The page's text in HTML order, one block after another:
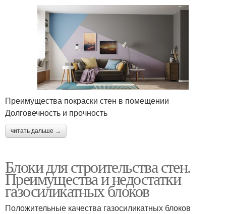
Преимущества покраски стен в помещении
Долговечность и прочность
читать дальше →
Блоки для строительства стен.
Преимущества и недостатки
газосиликатных блоков
Положительные качества газосиликатных блоков